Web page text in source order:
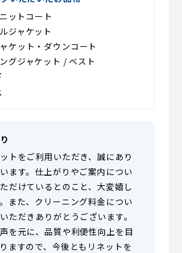
ットコート
ジャケット
ケット・ダウンコート
グジャケット / ベスト
トをご利用いただき、誠にあり
ます。仕上がりやご案内につい
だけているとのこと、大変嬉し
また、クリーニング料金につい
ただきありがとうございます。
を元に、品質や利便性向上を目
ますので、今後ともリネットを